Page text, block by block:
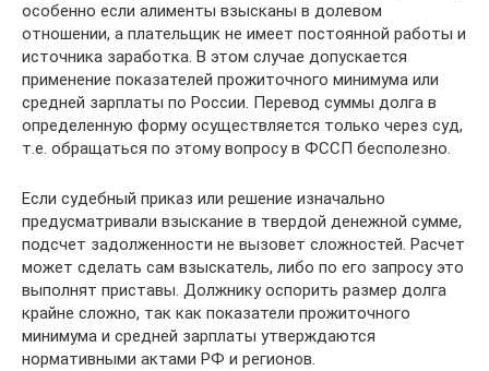
особенно если алименты взысканы в долевом
отношении, а плательщик не имеет постоянной работы и
источника заработка. В этом случае допускается
применение показателей прожиточного минимума или
средней зарплаты по России. Перевод суммы долга в
определенную форму осуществляется только через суд,
т.е. обращаться по этому вопросу в ФССП бесполезно.
Если судебный приказ или решение изначально
предусматривали взыскание в твердой денежной сумме,
подсчет задолженности не вызовет сложностей. Расчет
может сделать сам взыскатель, либо по его запросу это
выполнят приставы. Должнику оспорить размер долга
крайне сложно, так как показатели прожиточного
минимума и средней зарплаты утверждаются
нормативными актами РФ и регионов.